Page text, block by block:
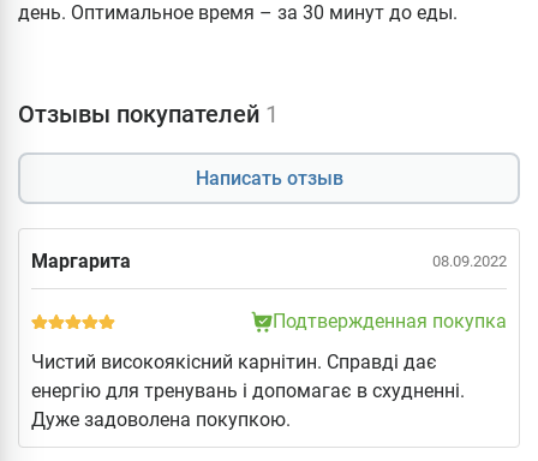
день. Оптимальное время – за 30 минут до еды.
Отзывы покупателей 1
Написать отзыв
Маргарита 08.09.2022
Подтвержденная покупка
Чистий високоякісний карнітин. Справді дає
енергію для тренувань і допомагає в схудненні.
Дуже задоволена покупкою.